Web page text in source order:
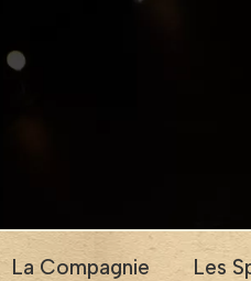
La Compagnie Les